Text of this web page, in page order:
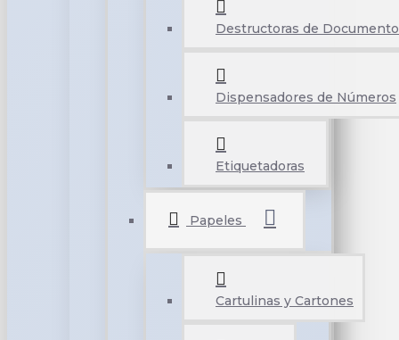
Destructoras de
Dispensadores de Números
Etiquetadoras
Papeles
Cartulinas y Cartones